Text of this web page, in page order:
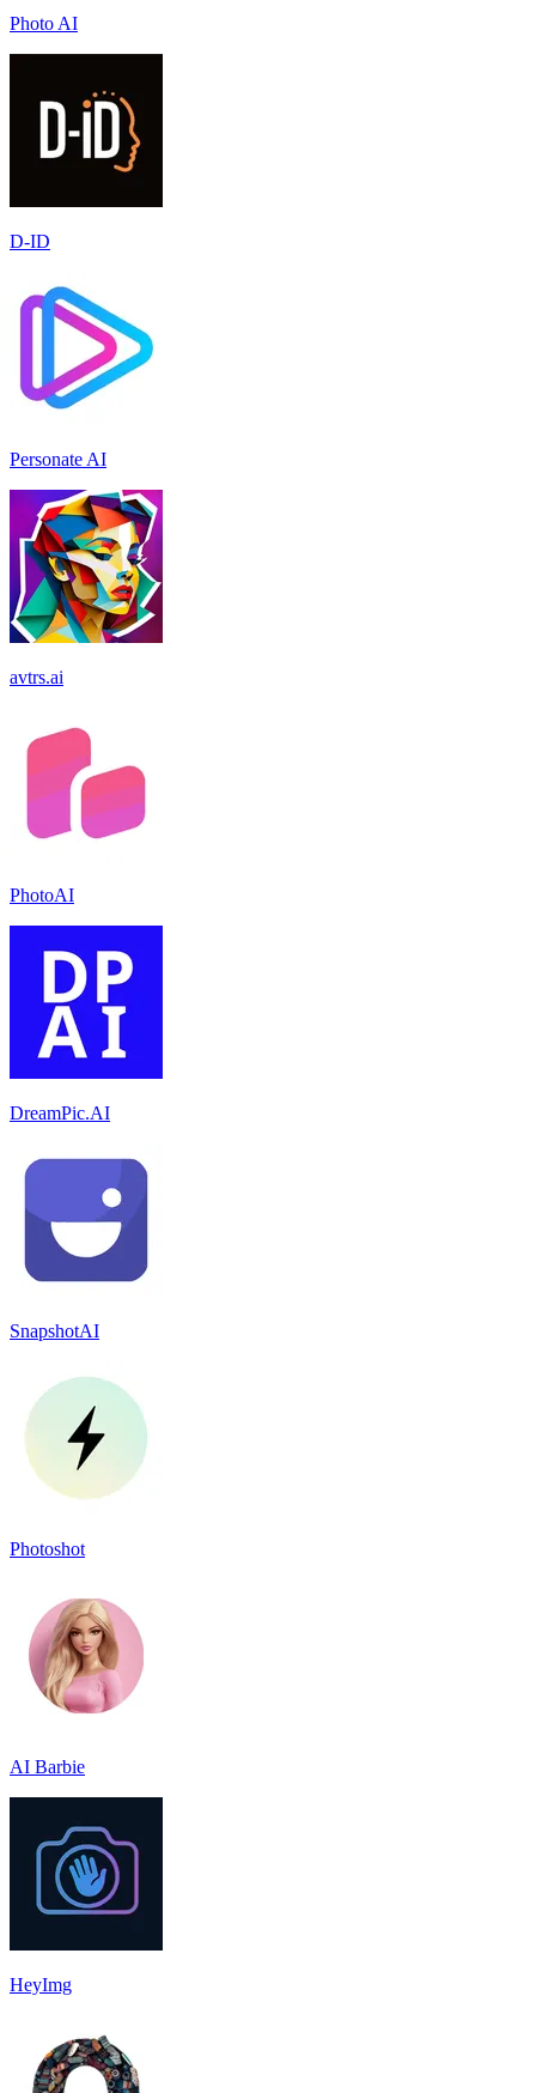
Photo AI
D-ID
Personate AI
avtrs.ai
PhotoAI
DreamPic.AI
SnapshotAI
Photoshot
AI Barbie
HeyImg